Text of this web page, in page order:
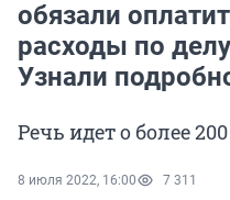
обязали
расходы по
Узнали
Речь идет о более
8 июля 2022, 16:00 7 311